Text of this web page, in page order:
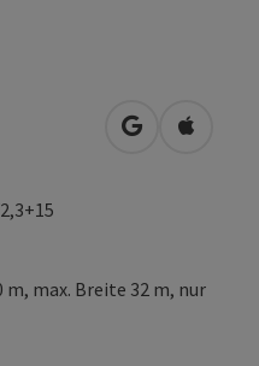
in Google
in
m, max. Breite 32 m, nur